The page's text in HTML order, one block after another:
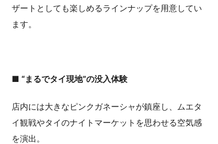
ザートとしても楽しめるラインナップを用意してい
ます。
■ “まるでタイ現地”の没入体験
店内には大きなピンクガネーシャが鎮座し、ムエタ
イ観戦やタイのナイトマーケットを思わせる空気感
を演出。